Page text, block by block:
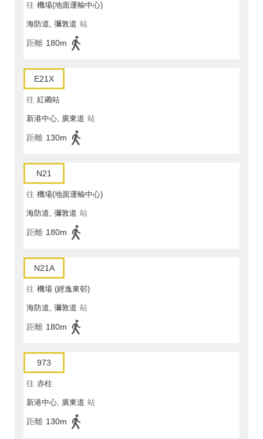
往 機場(地面運輸中心)
海防道, 彌敦道 站
距離 180m
E21X
往 紅磡站
新港中心, 廣東道 站
距離 130m
N21
往 機場(地面運輸中心)
海防道, 彌敦道 站
距離 180m
N21A
往 機場 (經逸東邨)
海防道, 彌敦道 站
距離 180m
973
往 赤柱
新港中心, 廣東道 站
距離 130m